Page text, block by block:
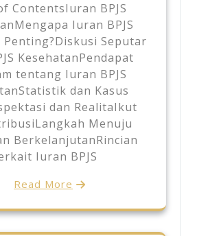
ContentsIuran BPJS
Iuran BPJS
Penting?Diskusi Seputar
KesehatanPendapat
tentang Iuran BPJS
dan Kasus
dan RealitaIkut
Menuju
BerkelanjutanRincian
Iuran BPJS
Read More